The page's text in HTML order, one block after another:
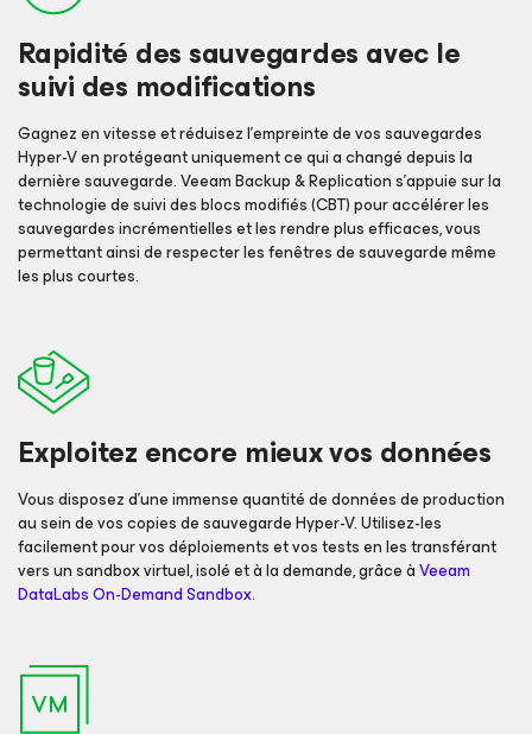
Rapidité des sauvegardes avec le
suivi des modifications
Gagnez en vitesse et réduisez l’empreinte de vos sauvegardes
Hyper-V en protégeant uniquement ce qui a changé depuis la
dernière sauvegarde. Veeam Backup & Replication s’appuie sur la
technologie de suivi des blocs modifiés (CBT) pour accélérer les
sauvegardes incrémentielles et les rendre plus efficaces, vous
permettant ainsi de respecter les fenêtres de sauvegarde même
les plus courtes.
Exploitez encore mieux vos données
Vous disposez d’une immense quantité de données de production
au sein de vos copies de sauvegarde Hyper-V. Utilisez-les
facilement pour vos déploiements et vos tests en les transférant
vers un sandbox virtuel, isolé et à la demande, grâce àVeeam
DataLabs On-Demand Sandbox.